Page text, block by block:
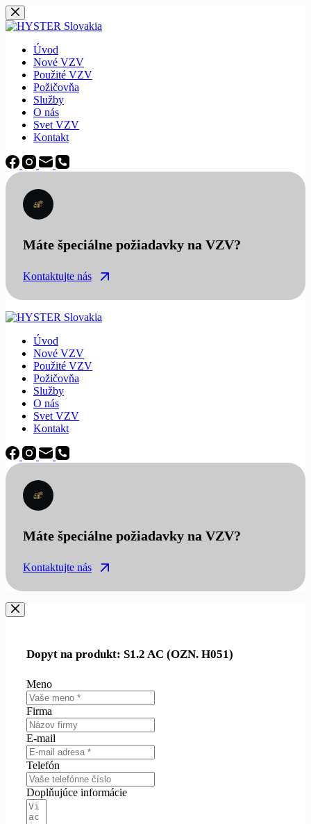
Späť
na
Úvod
Nové VZV
Použité VZV
Požičovňa
Služby
O nás
Svet VZV
Kontakt
Máte špeciálne požiadavky na VZV?
Kontaktujte nás
Úvod
Nové VZV
Použité VZV
Požičovňa
Služby
O nás
Svet VZV
Kontakt
Máte špeciálne požiadavky na VZV?
Kontaktujte nás
Dopyt na produkt: S1.2 AC (OZN. H051)
Meno
Firma
E-mail
Telefón
Doplňujúce informácie